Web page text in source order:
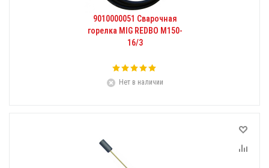
9010000051 Сварочная
горелка МIG REDBO M150-
16/3
Нет в наличии